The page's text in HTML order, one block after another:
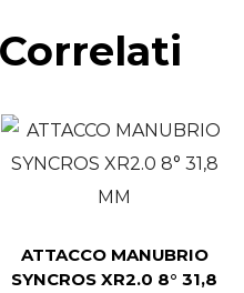
ATTACCO MANUBRIO
SYNCROS XR2.0 8° 31,8